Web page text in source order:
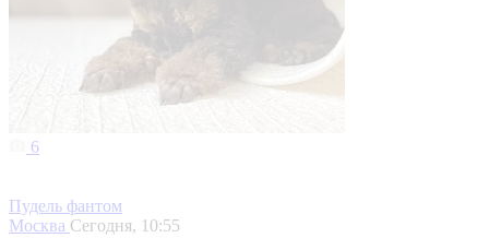
6
Пудель фантом
Москва Сегодня, 10:55